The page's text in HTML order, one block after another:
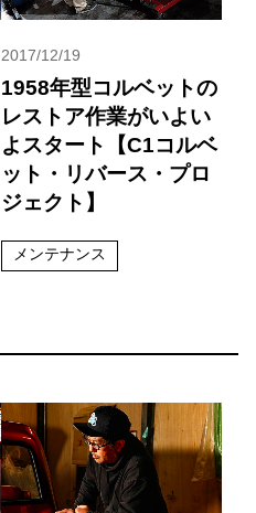
2017/12/19
1958年型コルベットの
レストア作業がいよい
よスタート【C1コルベ
ット・リバース・プロ
ジェクト】
メンテナンス